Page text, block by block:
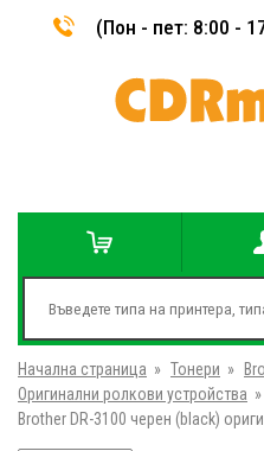
(Пон - пет: 8:00 -
Начална страница » Тонери »
Оригинални ролкови устройства »
Brother DR-3100 черен (black)